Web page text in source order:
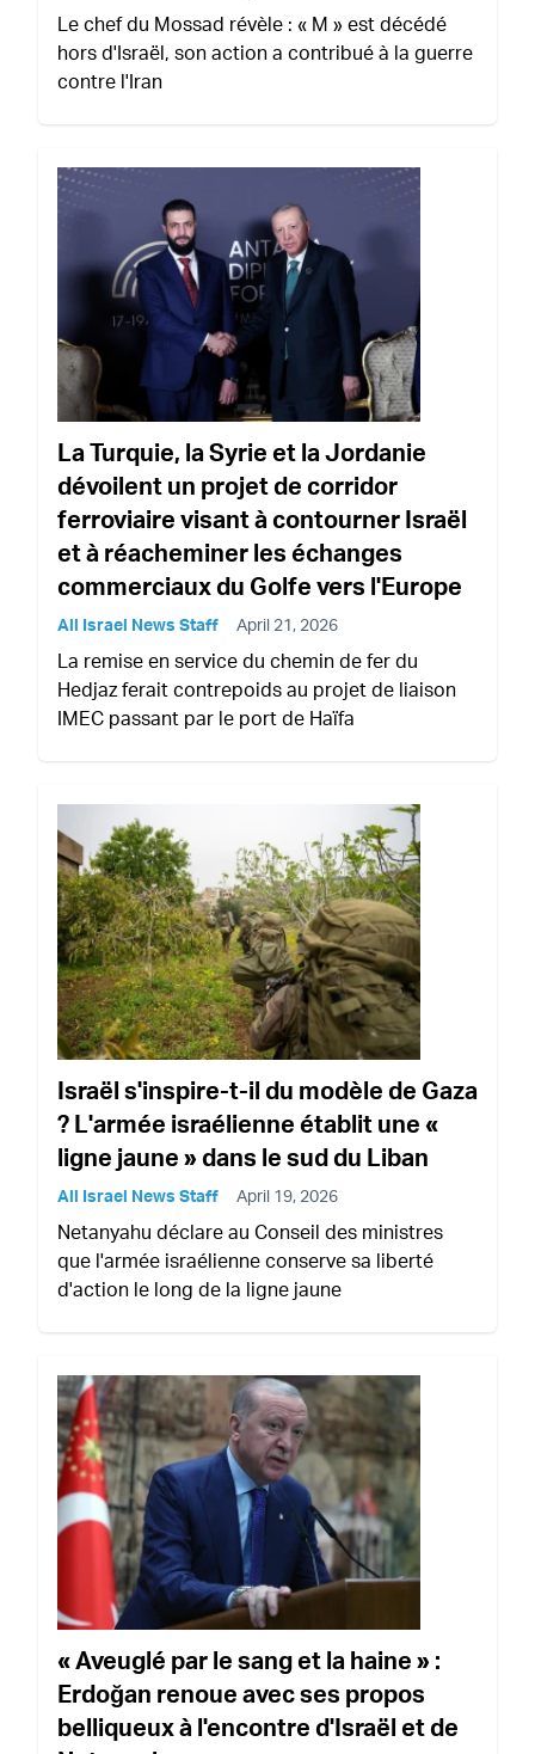
Le chef du Mossad révèle : « M » est décédé
hors d'Israël, son action a contribué à la guerre
contre l'Iran
La Turquie, la Syrie et la Jordanie
dévoilent un projet de corridor
ferroviaire visant à contourner Israël
et à réacheminer les échanges
commerciaux du Golfe vers l'Europe
All Israel News Staff April 21, 2026
La remise en service du chemin de fer du
Hedjaz ferait contrepoids au projet de liaison
IMEC passant par le port de Haïfa
Israël s'inspire-t-il du modèle de Gaza
? L'armée israélienne établit une «
ligne jaune » dans le sud du Liban
All Israel News Staff April 19, 2026
Netanyahu déclare au Conseil des ministres
que l'armée israélienne conserve sa liberté
d'action le long de la ligne jaune
« Aveuglé par le sang et la haine » :
Erdoğan renoue avec ses propos
belliqueux à l'encontre d'Israël et de